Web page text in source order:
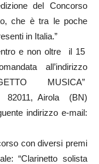
del Concorso
che è tra le poche
in Italia.”
e non oltre il 15
all’indirizzo
MUSICA”
82011, Airola (BN)
indirizzo e-mail:
con diversi premi
“Clarinetto solista